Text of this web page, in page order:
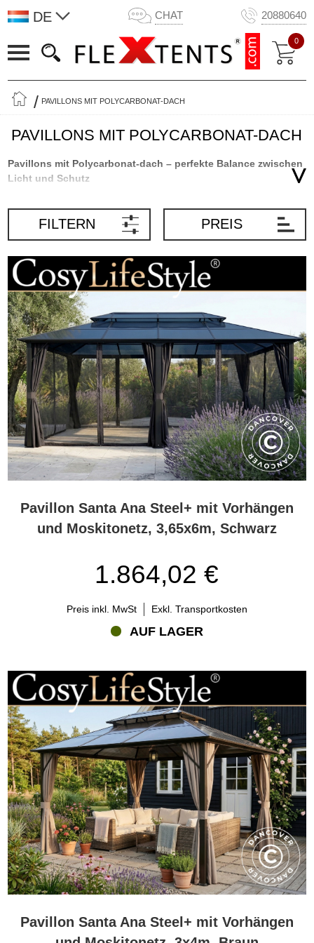
DE CHAT 20880640
0
PAVILLONS MIT POLYCARBONAT-DACH
PAVILLONS MIT POLYCARBONAT-DACH
Pavillons mit Polycarbonat-dach – perfekte Balance zwischen
Licht und Schutz
Outdoor-Struktur suchen, die sowohl Sonnenschutz als auch einen
hellen, einladenden Raum bietet. Im Gegensatz zu traditionellen
Polycarbonat-Dach das Sonnenlicht und lässt dennoch natürliches
Licht durchscheinen. Ob auf der Terrasse, im Garten oder am Pool
– dieser elegante Pavillon wird schnell zum beliebten Treffpunkt.
Was macht einen Pavillon mit Polycarbonat-Dach besonders?
Pavillons mit Polycarbonat-Dach zeichnen sich durch ihre
bruchsicheren und UV-beständigen Dachpaneele aus. Diese
schützen nicht nur vor schädlichen Sonnenstrahlen, sondern
sorgen auch dafür, dass der Innenraum den ganzen Tag über hell
und angenehm bleibt. Die Paneele sind leicht, aber äußerst
langlebig – sie verblassen nicht, reißen nicht und vergilben auch
nach Jahren nicht. Viele Modelle sind mit Moskitonetzen,
Vorhängen und Seitenwänden für zusätzlichen Komfort und
Privatsphäre ausgestattet. Entdecken Sie unser großes Sortiment
an Pavillon Zubehör, um die vielen Optionen zu sehen.
Ja, Pavillons mit Polycarbonat-Dach von Flextents.com bestehen
aus wartungsfreien Materialien. Die pulverbeschichteten
und die Dachpaneele benötigen nur gelegentlich eine Reinigung.
Das bedeutet, dass Sie mehr Zeit mit der Nutzung Ihres Pavillons
sind ideal für Hausbesitzer, die eine langlebige Lösung ohne
laufenden Wartungsaufwand suchen.
Diese Pavillons sind für den ganzjährigen Einsatz im Freien
konzipiert. Nutzen Sie Ihren Pavillon für Sommer-Brunches,
entspannte Nachmittage im Schatten oder gemütliche Abende mit
sanfter Beleuchtung und einem passenden Heizstrahler. Stellen
Sie den Pavillon auf einen festen, ebenen Untergrund wie eine
Holzterrasse oder eine Betonfläche, um eine sichere und
langlebige Montage zu gewährleisten. Dank der wetterbeständigen
Konstruktion muss der Pavillon bei Regen oder Wind nicht
abgebaut werden.
Welche Größen und Designs sind verfügbar?
Flextents.com bietet Pavillons mit Polycarbonat-Dach in
verschiedenen Größen und Ausführungen an – von kompakten
3x3 m Modellen für kleinere Gärten bis zu geräumigen 4x4 m oder
Möbel geeignet sind. Zudem finden Sie Modelle mit Schiebetüren,
integrierten Regenrinnen und Dachlüftung. Das elegante, moderne
FILTERN PREIS
Pavillon Santa Ana Steel+ mit Vorhängen
und Moskitonetz, 3,65x6m, Schwarz
1.864,02 €
Preis inkl. MwSt Exkl. Transportkosten
AUF LAGER
Pavillon Santa Ana Steel+ mit Vorhängen